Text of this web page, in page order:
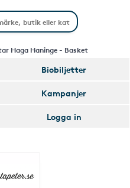
Haga Haninge - Basket
Biobiljetter
Kampanjer
Logga in